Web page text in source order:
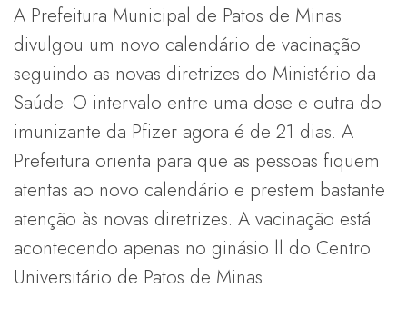
A Prefeitura Municipal de Patos de Minas
divulgou um novo calendário de vacinação
seguindo as novas diretrizes do Ministério da
Saúde. O intervalo entre uma dose e outra do
imunizante da Pfizer agora é de 21 dias. A
Prefeitura orienta para que as pessoas fiquem
atentas ao novo calendário e prestem bastante
atenção às novas diretrizes. A vacinação está
acontecendo apenas no ginásio ll do Centro
Universitário de Patos de Minas.